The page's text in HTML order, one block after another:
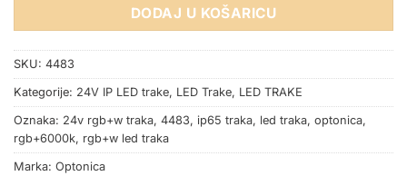
DODAJ U KOŠARICU
SKU: 4483
Kategorije: 24V IP LED trake, LED Trake, LED TRAKE
Oznaka: 24v rgb+w traka, 4483, ip65 traka, led traka, optonica,
rgb+6000k, rgb+w led traka
Marka: Optonica